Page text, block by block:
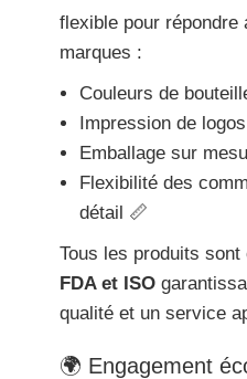
flexible pour répondre
marques :
Couleurs de
Impression de
Emballage sur
Flexibilité des
détail 📏
Tous les produits sont
FDA et ISO
qualité et un service
🌍 Engagement